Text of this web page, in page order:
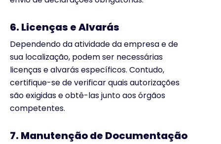
6. Licenças e Alvarás
Dependendo da atividade da empresa e de
sua localização, podem ser necessárias
licenças e alvarás específicos. Contudo,
certifique-se de verificar quais autorizações
são exigidas e obtê-las junto aos órgãos
competentes.
7. Manutenção de Documentação